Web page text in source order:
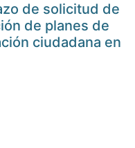
de solicitud de
de planes de
ciudadana en